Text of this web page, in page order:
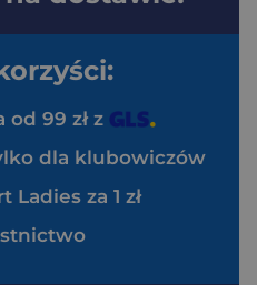
99 zł z
dla klubowiczów
Ladies za 1 zł